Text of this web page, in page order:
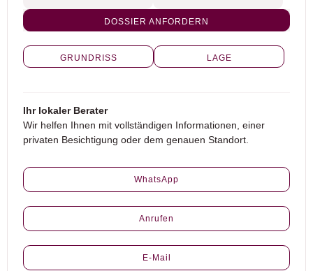
DOSSIER ANFORDERN
GRUNDRISS LAGE
Ihr lokaler Berater
Wir helfen Ihnen mit vollständigen Informationen, einer
privaten Besichtigung oder dem genauen Standort.
WhatsApp
Anrufen
E-Mail